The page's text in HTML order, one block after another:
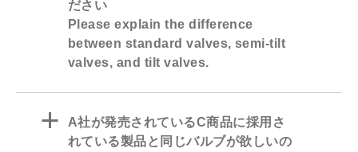
ださい
Please explain the difference
between standard valves, semi-tilt
valves, and tilt valves.
a
A社が発売されているC商品に採用さ
れている製品と同じバルブが欲しいの